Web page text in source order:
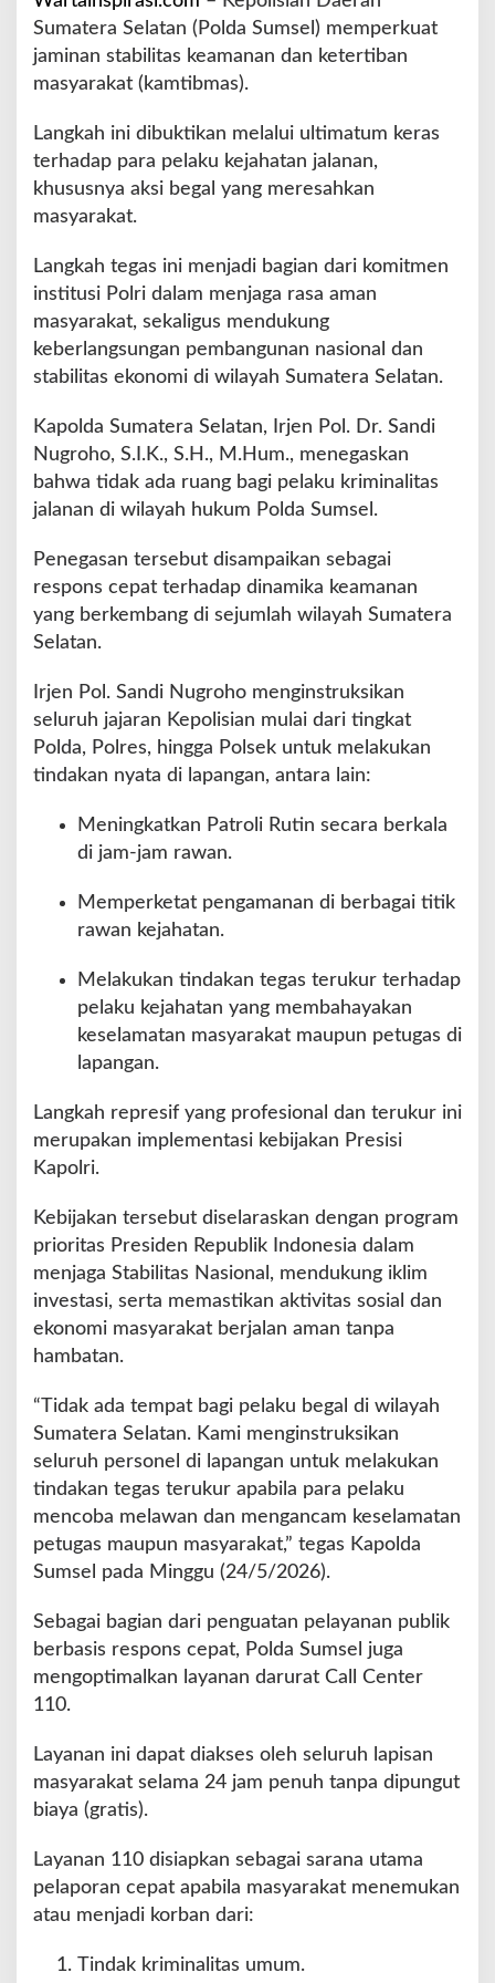
l
d
a
B
a
A
s
s
L
a
o
r
n
1
1
0
Sumatera Selatan (Polda Sumsel) memperkuat
jaminan stabilitas keamanan dan ketertiban
masyarakat (kamtibmas).
Langkah ini dibuktikan melalui ultimatum keras
terhadap para pelaku kejahatan jalanan,
khususnya aksi begal yang meresahkan
masyarakat.
Langkah tegas ini menjadi bagian dari komitmen
institusi Polri dalam menjaga rasa aman
masyarakat, sekaligus mendukung
keberlangsungan pembangunan nasional dan
stabilitas ekonomi di wilayah Sumatera Selatan.
Kapolda Sumatera Selatan, Irjen Pol. Dr. Sandi
Nugroho, S.I.K., S.H., M.Hum., menegaskan
bahwa tidak ada ruang bagi pelaku kriminalitas
jalanan di wilayah hukum Polda Sumsel.
Penegasan tersebut disampaikan sebagai
respons cepat terhadap dinamika keamanan
yang berkembang di sejumlah wilayah Sumatera
Selatan.
Irjen Pol. Sandi Nugroho menginstruksikan
seluruh jajaran Kepolisian mulai dari tingkat
Polda, Polres, hingga Polsek untuk melakukan
tindakan nyata di lapangan, antara lain:
Meningkatkan Patroli Rutin secara berkala
di jam-jam rawan.
Memperketat pengamanan di berbagai titik
rawan kejahatan.
Melakukan tindakan tegas terukur terhadap
pelaku kejahatan yang membahayakan
keselamatan masyarakat maupun petugas di
lapangan.
Langkah represif yang profesional dan terukur ini
merupakan implementasi kebijakan Presisi
Kapolri.
Kebijakan tersebut diselaraskan dengan program
prioritas Presiden Republik Indonesia dalam
menjaga Stabilitas Nasional, mendukung iklim
investasi, serta memastikan aktivitas sosial dan
ekonomi masyarakat berjalan aman tanpa
hambatan.
“Tidak ada tempat bagi pelaku begal di wilayah
Sumatera Selatan. Kami menginstruksikan
seluruh personel di lapangan untuk melakukan
tindakan tegas terukur apabila para pelaku
mencoba melawan dan mengancam keselamatan
petugas maupun masyarakat,” tegas Kapolda
Sumsel pada Minggu (24/5/2026).
Sebagai bagian dari penguatan pelayanan publik
berbasis respons cepat, Polda Sumsel juga
mengoptimalkan layanan darurat Call Center
110.
Layanan ini dapat diakses oleh seluruh lapisan
masyarakat selama 24 jam penuh tanpa dipungut
biaya (gratis).
Layanan 110 disiapkan sebagai sarana utama
pelaporan cepat apabila masyarakat menemukan
atau menjadi korban dari:
Tindak kriminalitas umum.